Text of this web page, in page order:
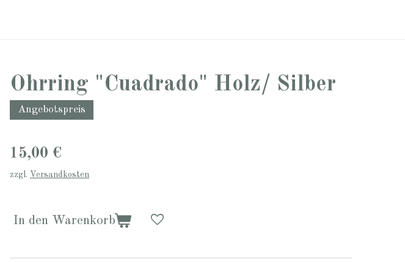
Ohrring "Cuadrado" Holz/ Silber
Angebotspreis
15,00 €
zzgl. Versandkosten
In den Warenkorb